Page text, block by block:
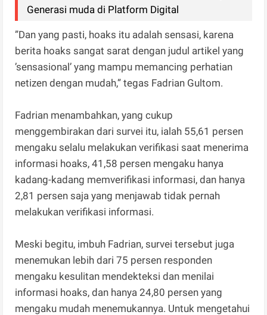
Generasi muda di Platform Digital
”Dan yang pasti, hoaks itu adalah sensasi, karena
berita hoaks sangat sarat dengan judul artikel yang
’sensasional’ yang mampu memancing perhatian
netizen dengan mudah,” tegas Fadrian Gultom.
Fadrian menambahkan, yang cukup
menggembirakan dari survei itu, ialah 55,61 persen
mengaku selalu melakukan verifikasi saat menerima
informasi hoaks, 41,58 persen mengaku hanya
kadang-kadang memverifikasi informasi, dan hanya
2,81 persen saja yang menjawab tidak pernah
melakukan verifikasi informasi.
Meski begitu, imbuh Fadrian, survei tersebut juga
menemukan lebih dari 75 persen responden
mengaku kesulitan mendekteksi dan menilai
informasi hoaks, dan hanya 24,80 persen yang
mengaku mudah menemukannya. Untuk mengetahui